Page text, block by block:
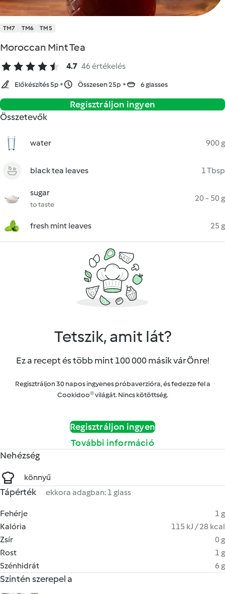
TM7 TM6 TM5
Moroccan Mint Tea
4.7 46 értékelés
Előkészítés 5p Összesen 25p 6 glasses
Regisztráljon ingyen
Összetevők
water 900 g
black tea leaves 1 Tbsp
sugar
to taste
20 - 50 g
fresh mint leaves 25 g
Tetszik, amit lát?
Ez a recept és több mint 100 000 másik vár Önre!
Regisztráljon 30 napos ingyenes próbaverzióra, és fedezze fel a
Cookidoo® világát. Nincs kötöttség.
Regisztráljon ingyen
További információ
Nehézség
könnyű
Tápérték ekkora adagban: 1 glass
Fehérje
1 g
Kalória
115 kJ / 28 kcal
Zsír
0 g
Rost
1 g
Szénhidrát
6 g
Szintén szerepel a